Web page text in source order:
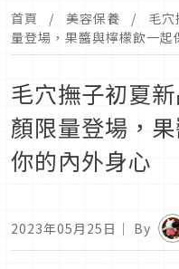
首頁 美容保養
毛
量登場，果醬與檸檬飲一起
毛穴撫子初夏
顏限量登場，
你的內外身心
2023年05月25日 ｜ By